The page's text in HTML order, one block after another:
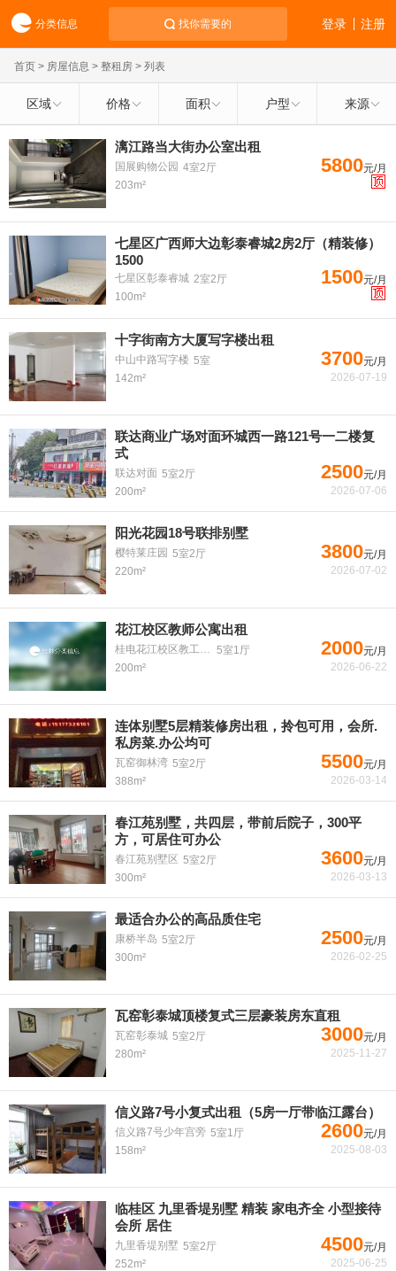
分类信息 找你需要的 注册
登录
首页 > 房屋信息 > 整租房 > 列表
区域 价格 面积 户型 来源
漓江路当大街办公室出租
国展购物公园 4室2厅
203m²
5800元/月
七星区广西师大边彰泰睿城2房2厅（精装修）
1500
七星区彰泰睿城 2室2厅
100m²
1500元/月
十字街南方大厦写字楼出租
中山中路写字楼 5室
142m²
3700元/月
2026-07-19
联达商业广场对面环城西一路121号一二楼复
式
联达对面 5室2厅
200m²
2500元/月
2026-07-06
阳光花园18号联排别墅
樱特莱庄园 5室2厅
220m²
3800元/月
2026-07-02
花江校区教师公寓出租
桂电花江校区教工住宅5室1厅
200m²
2000元/月
2026-06-22
连体别墅5层精装修房出租，拎包可用，会所.
私房菜.办公均可
瓦窑御林湾 5室2厅
388m²
5500元/月
2026-03-14
春江苑别墅，共四层，带前后院子，300平
方，可居住可办公
春江苑别墅区 5室2厅
300m²
3600元/月
2026-03-13
最适合办公的高品质住宅
康桥半岛 5室2厅
300m²
2500元/月
2026-02-25
瓦窑彰泰城顶楼复式三层豪装房东直租
瓦窑彰泰城 5室2厅
280m²
3000元/月
2025-11-27
信义路7号小复式出租（5房一厅带临江露台）
信义路7号少年宫旁 5室1厅
158m²
2600元/月
2025-08-03
临桂区 九里香堤别墅 精装 家电齐全 小型接待
会所 居住
九里香堤别墅 5室2厅
252m²
4500元/月
2025-06-25